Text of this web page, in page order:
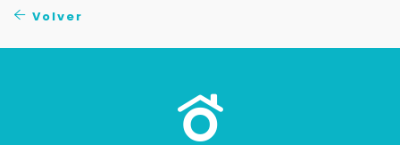
Volver